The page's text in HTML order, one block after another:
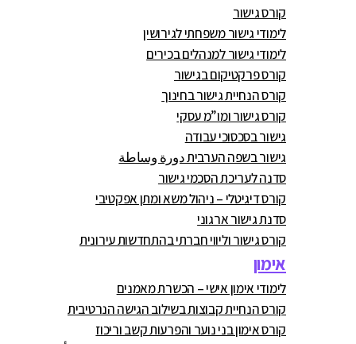
קורס גישור
לימודי גישור משפחתי לגירושין
לימודי גישור למנהלים בכירים
קורס פרקטיקום בגישור
קורס הנחיית גישור בחינוך
קורס גישור ומו”מ עסקי
גישור בסכסוכי עבודה
גישור בשפה הערבית دورة وساطة
סדנה לעריכת הסכמי גישור
קורס דיגיטלי – ניהול משא ומתן אפקטיבי
סדנת גישור ארגוני
קורס גישור וליווי חברתי בהתחדשות עירונית
אימון
לימודי אימון אישי – הכשרת מאמנים
קורס הנחיית קבוצות בשילוב הגישה הנרטיבית
קורס אימון בני נוער והפרעות קשב וריכוז